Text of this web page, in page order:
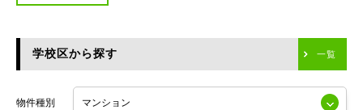
川崎市中原区
川崎市高津区
東京メトロ日比谷線
小田急線
学校区から探す 一覧
物件種別